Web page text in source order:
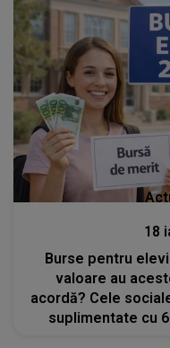
18
Burse pentru
valoare au
acordă? Cele
suplimentate cu